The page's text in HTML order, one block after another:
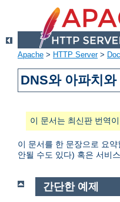
Apache > HTTP Server>
DNS와 아파치
이 문서는 최신판 번역
이 문서를 한 문장으로 요
안될 수도 있다) 혹은 서비
간단한 예제